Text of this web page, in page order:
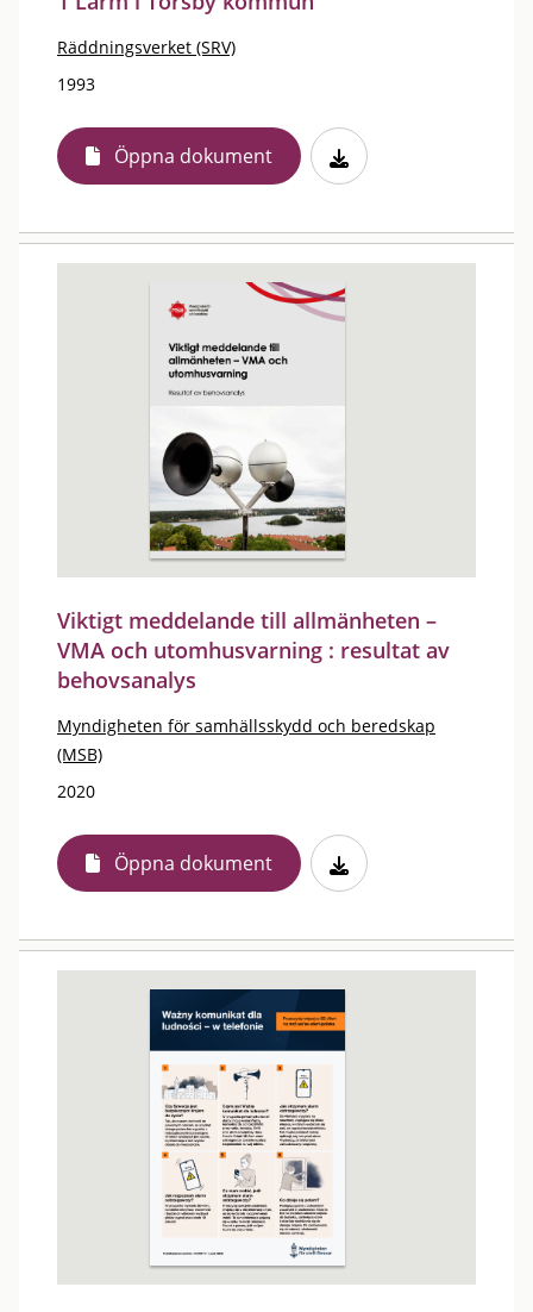
Räddningsverket (SRV)
1993
Öppna dokument
Viktigt meddelande till allmänheten –
VMA och utomhusvarning : resultat av
behovsanalys
Myndigheten för samhällsskydd och beredskap
(MSB)
2020
Öppna dokument